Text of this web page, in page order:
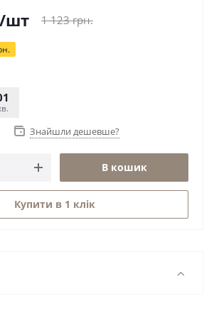
/шт 1 123грн.
Знайшли дешевше?
В кошик
Купити в 1 клік